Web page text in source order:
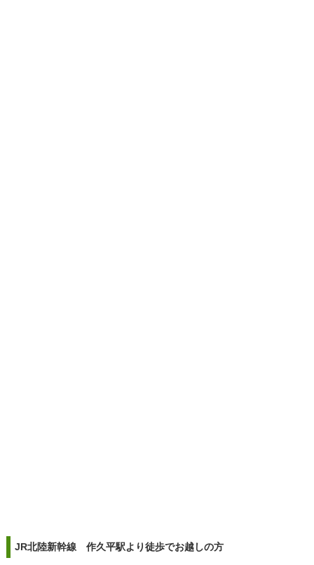
JR北陸新幹線 作久平駅より徒歩でお越しの方